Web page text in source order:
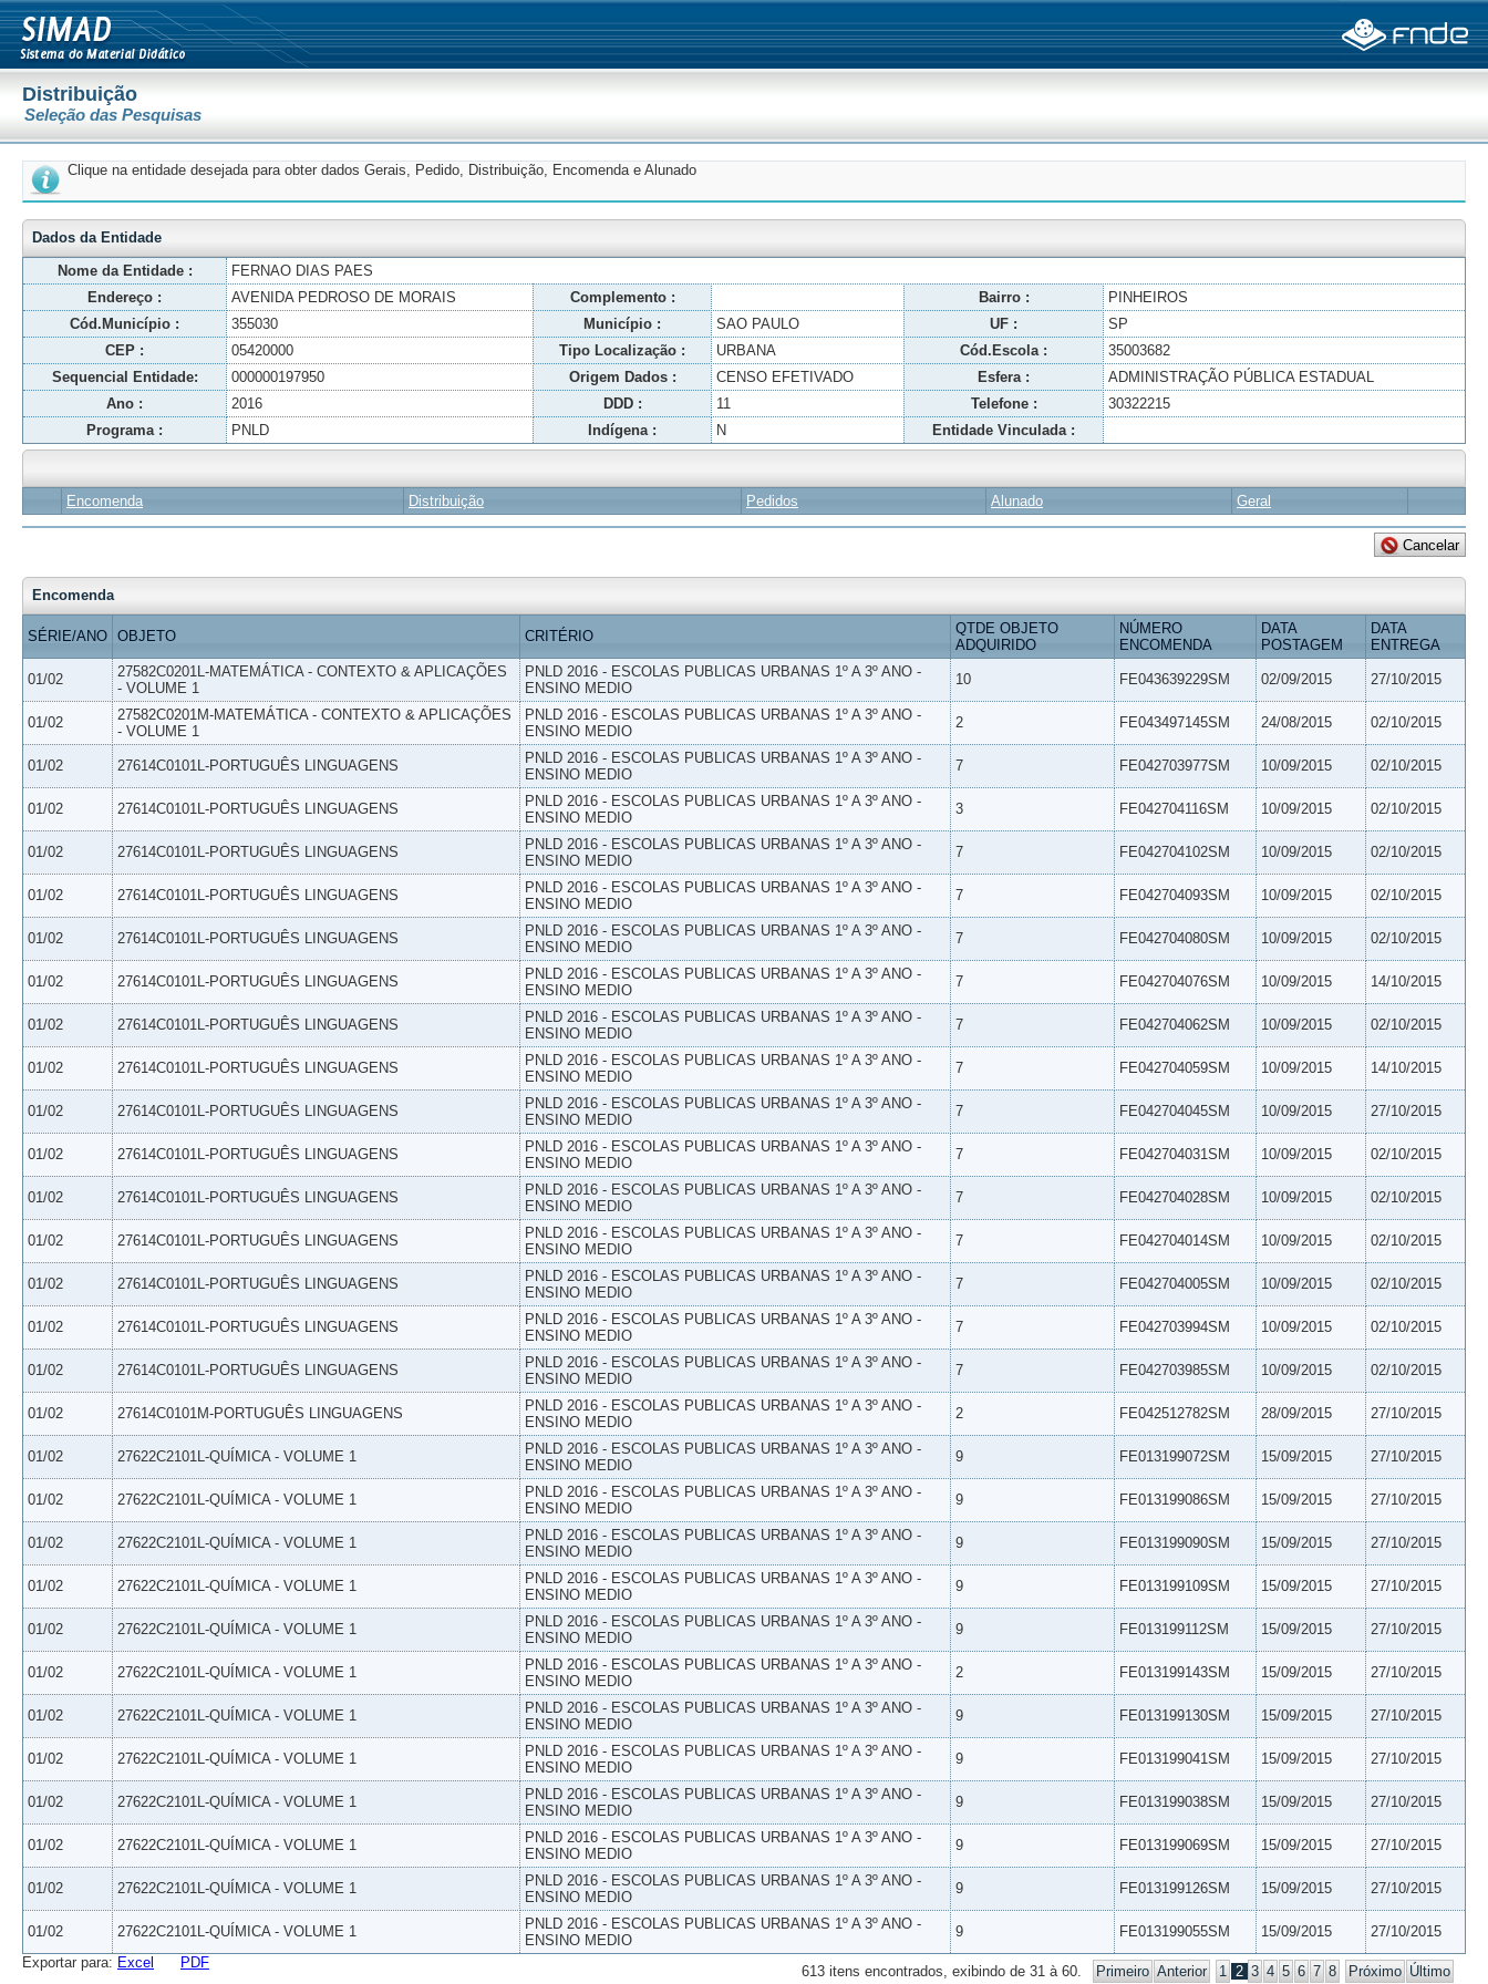
Distribuição
Seleção das Pesquisas
Clique na entidade desejada para obter dados Gerais, Pedido, Distribuição, Encomenda e Alunado
Dados da Entidade
Nome da Entidade :
FERNAO DIAS PAES
Endereço :
AVENIDA PEDROSO DE MORAIS Complemento : Bairro :
PINHEIROS
Cód.Município :
355030 Município : SAO PAULO UF :
SP
CEP :
05420000 Tipo Localização : URBANA Cód.Escola :
35003682
Sequencial Entidade:
000000197950 Origem Dados : CENSO EFETIVADO Esfera :
ADMINISTRAÇÃO PÚBLICA ESTADUAL
Ano :
2016 DDD : 11 Telefone :
30322215
Programa :
PNLD Indígena : N Entidade Vinculada :
Encomenda Distribuição Pedidos Alunado Geral
Encomenda
SÉRIE/ANO OBJETO CRITÉRIO
QTDE OBJETO
ADQUIRIDO
NÚMERO
ENCOMENDA
DATA
POSTAGEM
DATA
ENTREGA
01/02
27582C0201L-MATEMÁTICA - CONTEXTO & APLICAÇÕES
- VOLUME 1
PNLD 2016 - ESCOLAS PUBLICAS URBANAS 1º A 3º ANO -
ENSINO MEDIO
10 FE043639229SM 02/09/2015 27/10/2015
01/02
27582C0201M-MATEMÁTICA - CONTEXTO & APLICAÇÕES
- VOLUME 1
PNLD 2016 - ESCOLAS PUBLICAS URBANAS 1º A 3º ANO -
ENSINO MEDIO
2 FE043497145SM 24/08/2015 02/10/2015
01/02 27614C0101L-PORTUGUÊS LINGUAGENS
PNLD 2016 - ESCOLAS PUBLICAS URBANAS 1º A 3º ANO -
ENSINO MEDIO
7 FE042703977SM 10/09/2015 02/10/2015
01/02 27614C0101L-PORTUGUÊS LINGUAGENS
PNLD 2016 - ESCOLAS PUBLICAS URBANAS 1º A 3º ANO -
ENSINO MEDIO
3 FE042704116SM 10/09/2015 02/10/2015
01/02 27614C0101L-PORTUGUÊS LINGUAGENS
PNLD 2016 - ESCOLAS PUBLICAS URBANAS 1º A 3º ANO -
ENSINO MEDIO
7 FE042704102SM 10/09/2015 02/10/2015
01/02 27614C0101L-PORTUGUÊS LINGUAGENS
PNLD 2016 - ESCOLAS PUBLICAS URBANAS 1º A 3º ANO -
ENSINO MEDIO
7 FE042704093SM 10/09/2015 02/10/2015
01/02 27614C0101L-PORTUGUÊS LINGUAGENS
PNLD 2016 - ESCOLAS PUBLICAS URBANAS 1º A 3º ANO -
ENSINO MEDIO
7 FE042704080SM 10/09/2015 02/10/2015
01/02 27614C0101L-PORTUGUÊS LINGUAGENS
PNLD 2016 - ESCOLAS PUBLICAS URBANAS 1º A 3º ANO -
ENSINO MEDIO
7 FE042704076SM 10/09/2015 14/10/2015
01/02 27614C0101L-PORTUGUÊS LINGUAGENS
PNLD 2016 - ESCOLAS PUBLICAS URBANAS 1º A 3º ANO -
ENSINO MEDIO
7 FE042704062SM 10/09/2015 02/10/2015
01/02 27614C0101L-PORTUGUÊS LINGUAGENS
PNLD 2016 - ESCOLAS PUBLICAS URBANAS 1º A 3º ANO -
ENSINO MEDIO
7 FE042704059SM 10/09/2015 14/10/2015
01/02 27614C0101L-PORTUGUÊS LINGUAGENS
PNLD 2016 - ESCOLAS PUBLICAS URBANAS 1º A 3º ANO -
ENSINO MEDIO
7 FE042704045SM 10/09/2015 27/10/2015
01/02 27614C0101L-PORTUGUÊS LINGUAGENS
PNLD 2016 - ESCOLAS PUBLICAS URBANAS 1º A 3º ANO -
ENSINO MEDIO
7 FE042704031SM 10/09/2015 02/10/2015
01/02 27614C0101L-PORTUGUÊS LINGUAGENS
PNLD 2016 - ESCOLAS PUBLICAS URBANAS 1º A 3º ANO -
ENSINO MEDIO
7 FE042704028SM 10/09/2015 02/10/2015
01/02 27614C0101L-PORTUGUÊS LINGUAGENS
PNLD 2016 - ESCOLAS PUBLICAS URBANAS 1º A 3º ANO -
ENSINO MEDIO
7 FE042704014SM 10/09/2015 02/10/2015
01/02 27614C0101L-PORTUGUÊS LINGUAGENS
PNLD 2016 - ESCOLAS PUBLICAS URBANAS 1º A 3º ANO -
ENSINO MEDIO
7 FE042704005SM 10/09/2015 02/10/2015
01/02 27614C0101L-PORTUGUÊS LINGUAGENS
PNLD 2016 - ESCOLAS PUBLICAS URBANAS 1º A 3º ANO -
ENSINO MEDIO
7 FE042703994SM 10/09/2015 02/10/2015
01/02 27614C0101L-PORTUGUÊS LINGUAGENS
PNLD 2016 - ESCOLAS PUBLICAS URBANAS 1º A 3º ANO -
ENSINO MEDIO
7 FE042703985SM 10/09/2015 02/10/2015
01/02 27614C0101M-PORTUGUÊS LINGUAGENS
PNLD 2016 - ESCOLAS PUBLICAS URBANAS 1º A 3º ANO -
ENSINO MEDIO
2 FE042512782SM 28/09/2015 27/10/2015
01/02 27622C2101L-QUÍMICA - VOLUME 1
PNLD 2016 - ESCOLAS PUBLICAS URBANAS 1º A 3º ANO -
ENSINO MEDIO
9 FE013199072SM 15/09/2015 27/10/2015
01/02 27622C2101L-QUÍMICA - VOLUME 1
PNLD 2016 - ESCOLAS PUBLICAS URBANAS 1º A 3º ANO -
ENSINO MEDIO
9 FE013199086SM 15/09/2015 27/10/2015
01/02 27622C2101L-QUÍMICA - VOLUME 1
PNLD 2016 - ESCOLAS PUBLICAS URBANAS 1º A 3º ANO -
ENSINO MEDIO
9 FE013199090SM 15/09/2015 27/10/2015
01/02 27622C2101L-QUÍMICA - VOLUME 1
PNLD 2016 - ESCOLAS PUBLICAS URBANAS 1º A 3º ANO -
ENSINO MEDIO
9 FE013199109SM 15/09/2015 27/10/2015
01/02 27622C2101L-QUÍMICA - VOLUME 1
PNLD 2016 - ESCOLAS PUBLICAS URBANAS 1º A 3º ANO -
ENSINO MEDIO
9 FE013199112SM 15/09/2015 27/10/2015
01/02 27622C2101L-QUÍMICA - VOLUME 1
PNLD 2016 - ESCOLAS PUBLICAS URBANAS 1º A 3º ANO -
ENSINO MEDIO
2 FE013199143SM 15/09/2015 27/10/2015
01/02 27622C2101L-QUÍMICA - VOLUME 1
PNLD 2016 - ESCOLAS PUBLICAS URBANAS 1º A 3º ANO -
ENSINO MEDIO
9 FE013199130SM 15/09/2015 27/10/2015
01/02 27622C2101L-QUÍMICA - VOLUME 1
PNLD 2016 - ESCOLAS PUBLICAS URBANAS 1º A 3º ANO -
ENSINO MEDIO
9 FE013199041SM 15/09/2015 27/10/2015
01/02 27622C2101L-QUÍMICA - VOLUME 1
PNLD 2016 - ESCOLAS PUBLICAS URBANAS 1º A 3º ANO -
ENSINO MEDIO
9 FE013199038SM 15/09/2015 27/10/2015
01/02 27622C2101L-QUÍMICA - VOLUME 1
PNLD 2016 - ESCOLAS PUBLICAS URBANAS 1º A 3º ANO -
ENSINO MEDIO
9 FE013199069SM 15/09/2015 27/10/2015
01/02 27622C2101L-QUÍMICA - VOLUME 1
PNLD 2016 - ESCOLAS PUBLICAS URBANAS 1º A 3º ANO -
ENSINO MEDIO
9 FE013199126SM 15/09/2015 27/10/2015
01/02 27622C2101L-QUÍMICA - VOLUME 1
PNLD 2016 - ESCOLAS PUBLICAS URBANAS 1º A 3º ANO -
ENSINO MEDIO
9 FE013199055SM 15/09/2015 27/10/2015
613 itens encontrados, exibindo de 31 à 60. Primeiro Anterior 1 2 3 4 5 6 7 8 Próximo Último
Exportar para: Excel PDF